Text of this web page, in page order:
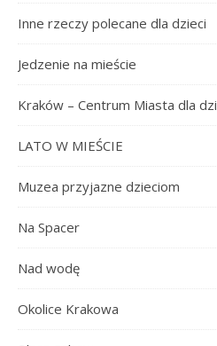
Inne rzeczy polecane dla dzieci
Jedzenie na mieście
Kraków – Centrum Miasta dla
LATO W MIEŚCIE
Muzea przyjazne dzieciom
Na Spacer
Nad wodę
Okolice Krakowa